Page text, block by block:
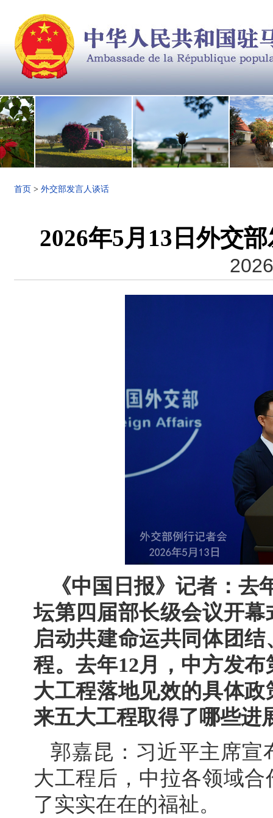
首页 > 外交部发言人谈话
2026年5月13日外交
《中国日报》记者：
坛第四届部长级会议开
启动共建命运共同体团
程。去年12月，中方发
大工程落地见效的具体
来五大工程取得了哪些进
郭嘉昆：习近平主席宣
大工程后，中拉各领域
了实实在在的福祉。